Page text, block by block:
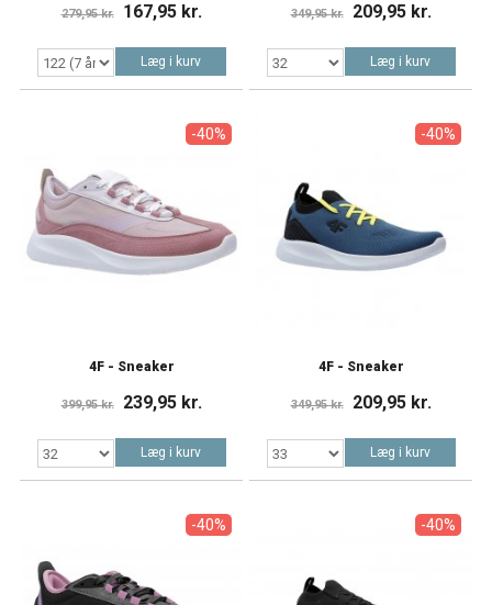
279,95 kr. 167,95 kr.
Læg i kurv
349,95 kr. 209,95 kr.
Læg i kurv
-40%
4F - Sneaker
399,95 kr. 239,95 kr.
Læg i kurv
-40%
4F - Sneaker
349,95 kr. 209,95 kr.
Læg i kurv
-40% -40%